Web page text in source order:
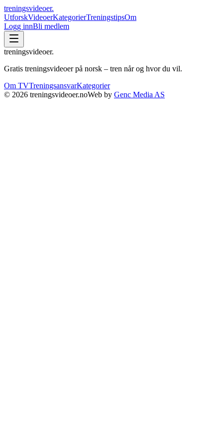
treningsvideoer.
UtforskVideoerKategorierTreningstipsOm
Logg innBli medlem
treningsvideoer.
Gratis treningsvideoer på norsk – tren når og hvor du vil.
Om TVTreningsansvarKategorier
© 2026 treningsvideoer.noWeb by Genc Media AS